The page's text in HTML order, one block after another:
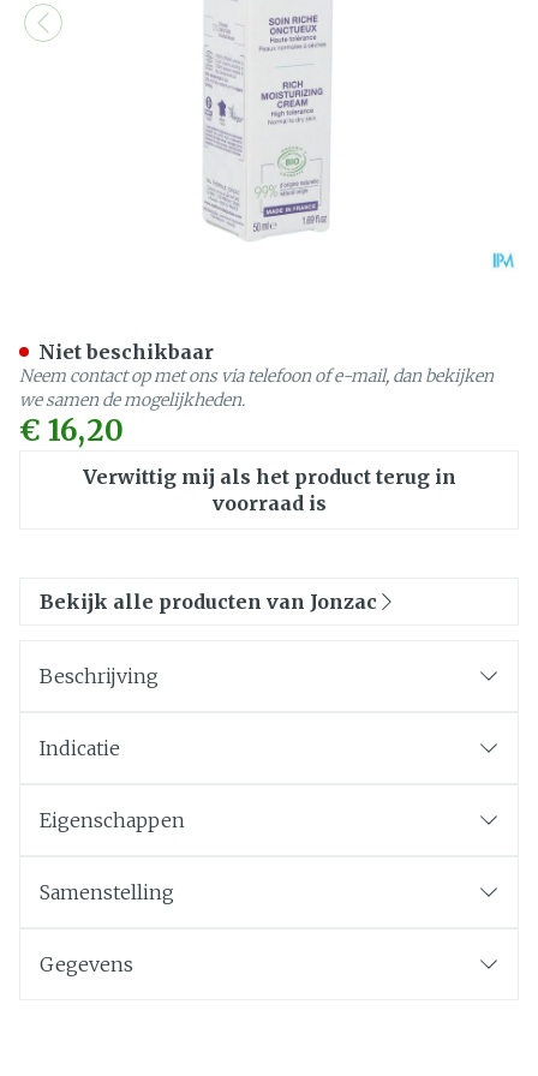
€ 16,20
Verwittig mij als het product terug in
voorraad is
Niet beschikbaar
Neem contact op met ons via telefoon of e-mail, dan bekijken
we samen de mogelijkheden.
Bekijk alle producten van Jonzac
Beschrijving
Indicatie
Eigenschappen
Samenstelling
Gegevens